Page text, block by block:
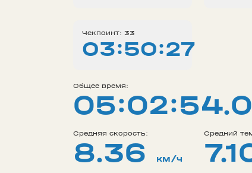
Чекпоинт: 33
03:50:27
Общее время:
Средняя скорость:
8.36 км/ч
Средний